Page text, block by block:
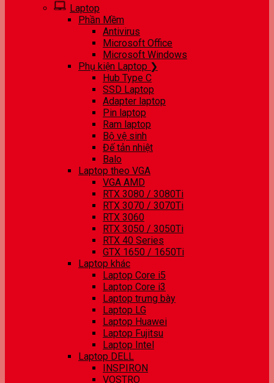
Laptop
Phần Mềm
Antivirus
Microsoft Office
Microsoft Windows
Phụ kiện Laptop ❯
Hub Type C
SSD Laptop
Adapter laptop
Pin laptop
Ram laptop
Bộ vệ sinh
Đế tản nhiệt
Balo
Laptop theo VGA
VGA AMD
RTX 3080 / 3080Ti
RTX 3070 / 3070Ti
RTX 3060
RTX 3050 / 3050Ti
RTX 40 Series
GTX 1650 / 1650Ti
Laptop khác
Laptop Core i5
Laptop Core i3
Laptop trưng bày
Laptop LG
Laptop Huawei
Laptop Fujitsu
Laptop Intel
Laptop DELL
INSPIRON
VOSTRO